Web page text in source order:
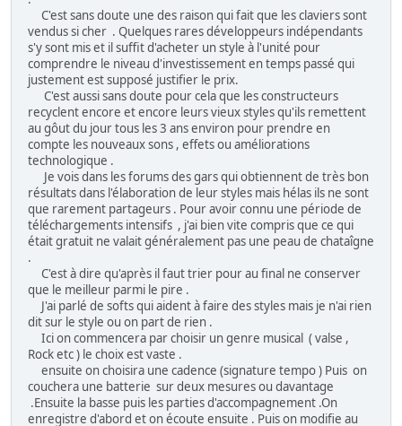
C'est sans doute une des raison qui fait que les claviers sont
vendus si cher . Quelques rares développeurs indépendants
s'y sont mis et il suffit d'acheter un style à l'unité pour
comprendre le niveau d'investissement en temps passé qui
justement est supposé justifier le prix.
C'est aussi sans doute pour cela que les constructeurs
recyclent encore et encore leurs vieux styles qu'ils remettent
au gôut du jour tous les 3 ans environ pour prendre en
compte les nouveaux sons , effets ou améliorations
technologique .
Je vois dans les forums des gars qui obtiennent de très bon
résultats dans l'élaboration de leur styles mais hélas ils ne sont
que rarement partageurs . Pour avoir connu une période de
téléchargements intensifs , j'ai bien vite compris que ce qui
était gratuit ne valait généralement pas une peau de chataîgne
.
C'est à dire qu'après il faut trier pour au final ne conserver
que le meilleur parmi le pire .
J'ai parlé de softs qui aident à faire des styles mais je n'ai rien
dit sur le style ou on part de rien .
Ici on commencera par choisir un genre musical ( valse ,
Rock etc ) le choix est vaste .
ensuite on choisira une cadence (signature tempo ) Puis on
couchera une batterie sur deux mesures ou davantage
.Ensuite la basse puis les parties d'accompagnement .On
enregistre d'abord et on écoute ensuite . Puis on modifie au